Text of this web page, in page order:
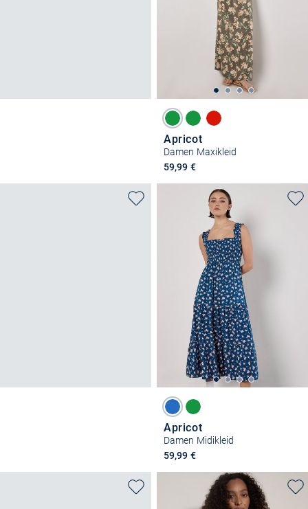
Apricot
Damen Maxikleid
59,99 €
Apricot
Damen Midikleid
59,99 €